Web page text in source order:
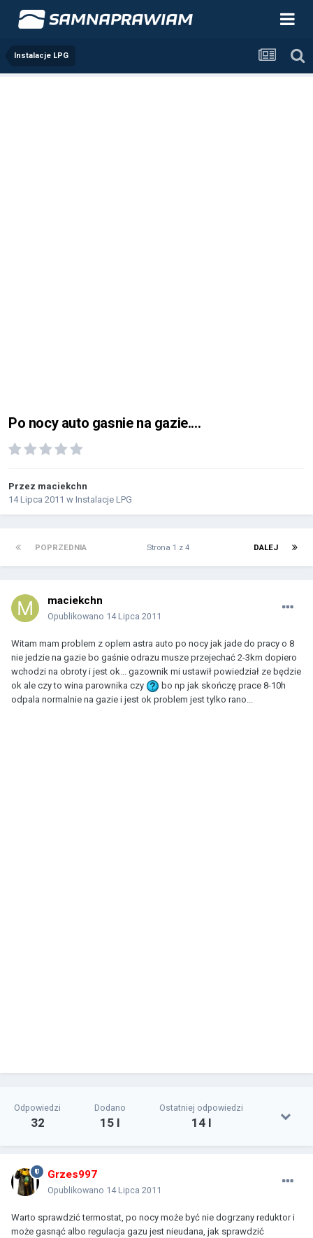
Instalacje LPG
Po nocy auto gasnie na gazie....
Przez maciekchn
14 Lipca 2011 w Instalacje LPG
POPRZEDNIA DALEJ
Strona 1 z 4
maciekchn
Opublikowano 14 Lipca 2011
Witam mam problem z oplem astra auto po nocy jak jade do pracy o 8
nie jedzie na gazie bo gaśnie odrazu musze przejechać 2-3km dopiero
wchodzi na obroty i jest ok... gazownik mi ustawił powiedział ze będzie
ok ale czy to wina parownika czy
bo np jak skończę prace 8-10h
odpala normalnie na gazie i jest ok problem jest tylko rano...
Odpowiedzi
32
Dodano
15 l
Ostatniej odpowiedzi
14 l
Grzes997
Opublikowano 14 Lipca 2011
Warto sprawdzić termostat, po nocy może być nie dogrzany reduktor i
może gasnąć albo regulacja gazu jest nieudana, jak sprawdzić